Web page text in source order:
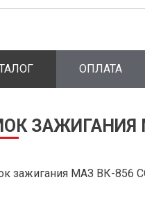
ОПЛАТА
ЗАЖИГАНИЯ